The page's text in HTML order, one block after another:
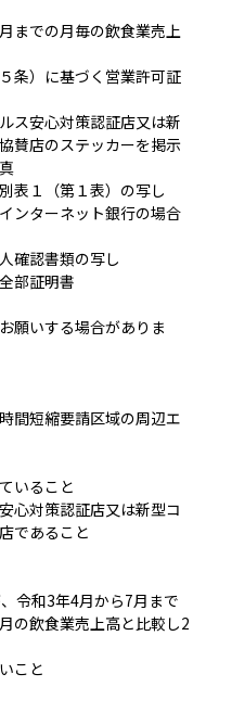
までの月毎の飲食業売上
条）に基づく営業許可証
ス安心対策認証店又は新
賛店のステッカーを掲示
表１（第１表）の写し
ンターネット銀行の場合
確認書類の写し
証明書
願いする場合がありま
間短縮要請区域の周辺エ
いること
心対策認証店又は新型コ
であること
令和3年4月から7月まで
の飲食業売上高と比較し2
こと